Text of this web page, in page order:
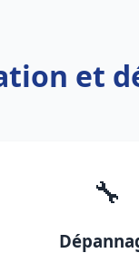
et
🔧